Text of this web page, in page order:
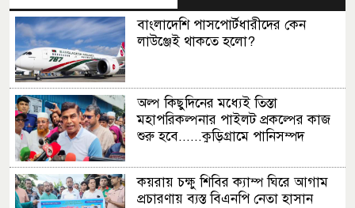
বাংলাদেশি পাসপোর্টধারীদের কেন
লাউঞ্জেই থাকতে হলো?
অল্প কিছুদিনের মধ্যেই তিস্তা
মহাপরিকল্পনার পাইলট প্রকল্পের কাজ
শুরু হবে......কুড়িগ্রামে পানিসম্পদ
কয়রায় চক্ষু শিবির ক্যাম্প ঘিরে আগাম
প্রচারণায় ব্যস্ত বিএনপি নেতা হাসান